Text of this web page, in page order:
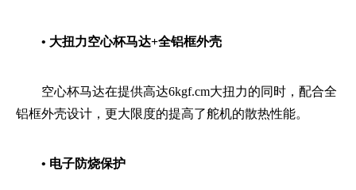
• 大扭力空心杯马达+全铝框外壳
空心杯马达在提供高达6kgf.cm大扭力的同时，配合全
铝框外壳设计，更大限度的提高了舵机的散热性能。
• 电子防烧保护